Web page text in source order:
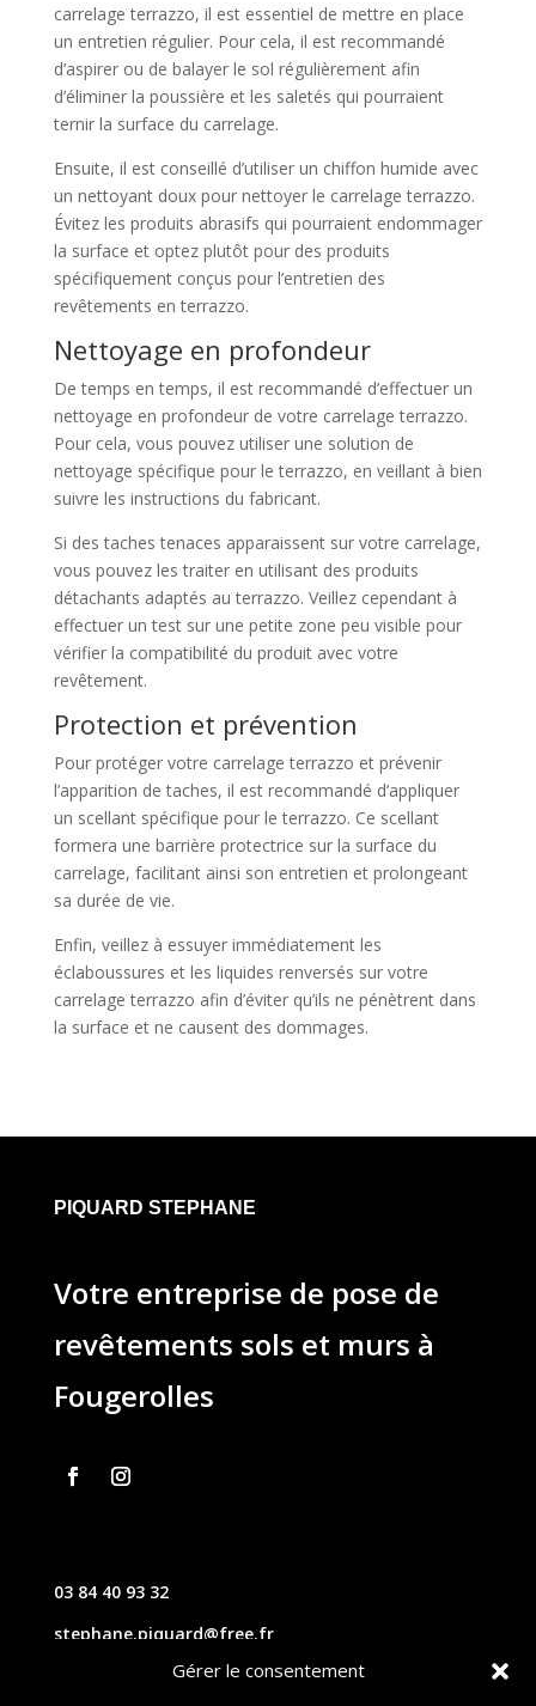
Gérer le consentement
carrelage terrazzo, il est essentiel de mettre en place
un entretien régulier. Pour cela, il est recommandé
d’aspirer ou de balayer le sol régulièrement afin
d’éliminer la poussière et les saletés qui pourraient
ternir la surface du carrelage.
Ensuite, il est conseillé d’utiliser un chiffon humide avec
un nettoyant doux pour nettoyer le carrelage terrazzo.
Évitez les produits abrasifs qui pourraient endommager
la surface et optez plutôt pour des produits
spécifiquement conçus pour l’entretien des
revêtements en terrazzo.
Nettoyage en profondeur
De temps en temps, il est recommandé d’effectuer un
nettoyage en profondeur de votre carrelage terrazzo.
Pour cela, vous pouvez utiliser une solution de
nettoyage spécifique pour le terrazzo, en veillant à bien
suivre les instructions du fabricant.
Si des taches tenaces apparaissent sur votre carrelage,
vous pouvez les traiter en utilisant des produits
détachants adaptés au terrazzo. Veillez cependant à
effectuer un test sur une petite zone peu visible pour
vérifier la compatibilité du produit avec votre
revêtement.
Protection et prévention
Pour protéger votre carrelage terrazzo et prévenir
l’apparition de taches, il est recommandé d’appliquer
un scellant spécifique pour le terrazzo. Ce scellant
formera une barrière protectrice sur la surface du
carrelage, facilitant ainsi son entretien et prolongeant
sa durée de vie.
Enfin, veillez à essuyer immédiatement les
éclaboussures et les liquides renversés sur votre
carrelage terrazzo afin d’éviter qu’ils ne pénètrent dans
la surface et ne causent des dommages.
PIQUARD STEPHANE
Votre entreprise de pose de
revêtements sols et murs à
Fougerolles
03 84 40 93 32
stephane.piquard@free.fr
61 les chavannes – 70220 FOUGEROLLES